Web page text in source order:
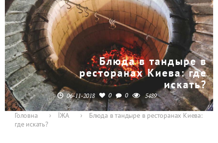
Блюда в тандыре в
ресторанах Киева: где
искать?
06-11-2018 0 0 5489
Головна › ЇЖА ›
Блюда в тандыре в ресторанах Киева:
где искать?